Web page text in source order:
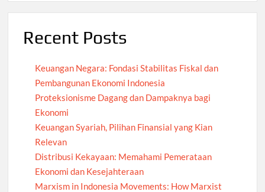
Recent Posts
Keuangan Negara: Fondasi Stabilitas Fiskal dan
Pembangunan Ekonomi Indonesia
Proteksionisme Dagang dan Dampaknya bagi
Ekonomi
Keuangan Syariah, Pilihan Finansial yang Kian
Relevan
Distribusi Kekayaan: Memahami Pemerataan
Ekonomi dan Kesejahteraan
Marxism in Indonesia Movements: How Marxist